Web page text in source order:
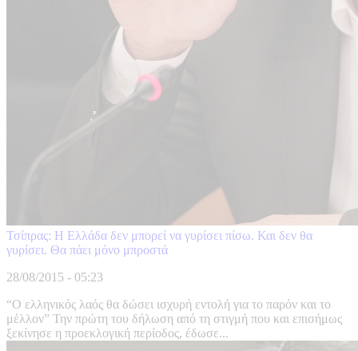
Τσίπρας: Η Ελλάδα δεν μπορεί να γυρίσει πίσω. Και δεν θα
γυρίσει. Θα πάει μόνο μπροστά
28/08/2015 - 05:23
“Ο ελληνικός λαός θα δώσει ισχυρή εντολή για το παρόν και το
μέλλον” Την πρώτη του δήλωση από τη στιγμή που και επισήμως
ξεκίνησε η προεκλογική περίοδος, έδωσε...